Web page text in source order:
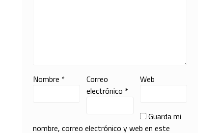
Nombre *
Correo
electrónico *
Web
Guarda mi
nombre, correo electrónico y web en este